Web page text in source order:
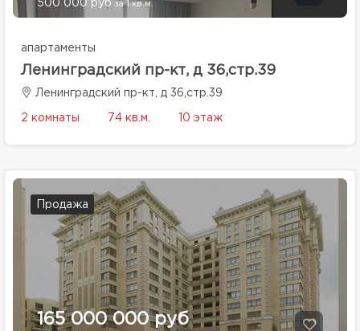
500 000 руб за 1 кв.м.
апартаменты
Ленинградский пр-кт, д 36,стр.39
Ленинградский пр-кт, д 36,стр.39
2 комнаты 74 кв.м. 10 этаж
Продажа
165 000 000 руб